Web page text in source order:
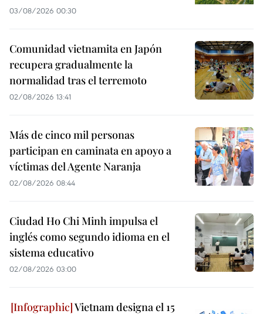
03/08/2026 00:30
Comunidad vietnamita en Japón
recupera gradualmente la
normalidad tras el terremoto
02/08/2026 13:41
Más de cinco mil personas
participan en caminata en apoyo a
víctimas del Agente Naranja
02/08/2026 08:44
Ciudad Ho Chi Minh impulsa el
inglés como segundo idioma en el
sistema educativo
02/08/2026 03:00
Vietnam designa el 15